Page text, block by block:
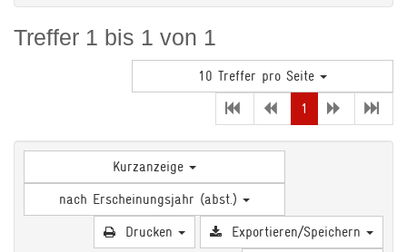
Treffer 1 bis 1 von 1
10 Treffer pro Seite
1
(current)
Kurzanzeige
nach Erscheinungsjahr (abst.)
Drucken
Exportieren/Speichern